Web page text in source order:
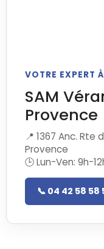
VOTRE EXPERT
SAM
Provence
📍 1367 Anc. Rte
Provence
🕒 Lun-Ven: 9h-
📞 04 42 58 58